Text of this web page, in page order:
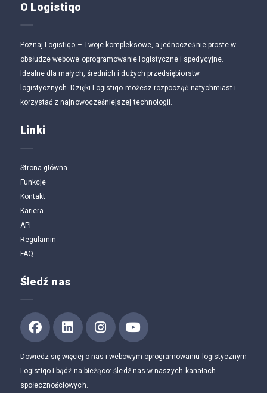
O Logistiqo
Poznaj Logistiqo – Twoje kompleksowe, a jednocześnie proste w
obsłudze webowe oprogramowanie logistyczne i spedycyjne.
Idealne dla małych, średnich i dużych przedsiębiorstw
logistycznych. Dzięki Logistiqo możesz rozpocząć natychmiast i
korzystać z najnowocześniejszej technologii.
Linki
Strona główna
Funkcje
Kontakt
Kariera
API
Regulamin
FAQ
Śledź nas
Dowiedz się więcej o nas i webowym oprogramowaniu logistycznym
Logistiqo i bądź na bieżąco: śledź nas w naszych kanałach
społecznościowych.